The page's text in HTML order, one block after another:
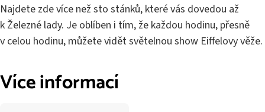
Najdete zde více než sto stánků, které vás dovedou až
k Železné lady. Je oblíben i tím, že každou hodinu, přesně
v celou hodinu, můžete vidět světelnou show Eiffelovy věže.
Více informací